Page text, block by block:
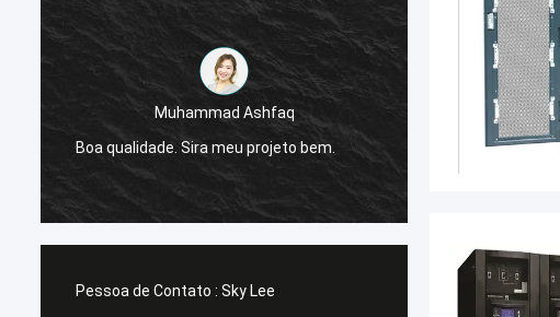
Muhammad Ashfaq
Boa qualidade. Sira meu projeto bem.
Eu sou
da G-
estável, e com
Pessoa de Contato : Sky Lee